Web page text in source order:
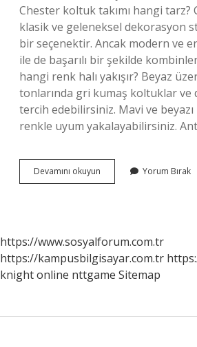
Chester koltuk takımı hangi
klasik ve geleneksel dekorasyon
bir seçenektir. Ancak modern ve
ile de başarılı bir şekilde
hangi renk halı yakışır? Beyaz
tonlarında gri kumaş koltuklar ve
tercih edebilirsiniz. Mavi ve
renkle uyum yakalayabilirsiniz.
Devamını okuyun
Koltuk
Yorum Bırak
https://www.sosyalforum.com.tr
https://kampusbilgisayar.com.tr
knight online nttgame Sitemap